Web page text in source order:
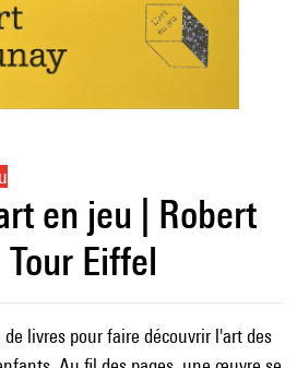
en jeu | Robert
Eiffel
livres pour faire découvrir l'art des